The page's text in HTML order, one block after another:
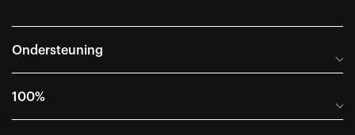
Ondersteuning
Veelgestelde vragen
100%